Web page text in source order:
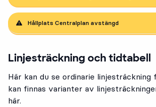
Hållplats Centralplan avstängd
Linjesträckning och tidtabell
Här kan du se ordinarie linjesträckning
kan finnas varianter av
här.